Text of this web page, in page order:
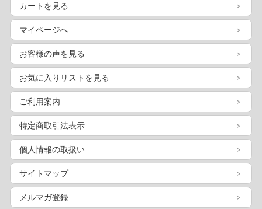
カートを見る
マイページへ
お客様の声を見る
お気に入りリストを見る
ご利用案内
特定商取引法表示
個人情報の取扱い
サイトマップ
メルマガ登録